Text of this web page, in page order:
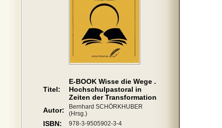
Titel:
E-BOOK Wisse die Wege .
Hochschulpastoral in
Zeiten der Transformation
Autor:
Bernhard SCHÖRKHUBER
(Hrsg.)
ISBN: 978-3-9505902-3-4